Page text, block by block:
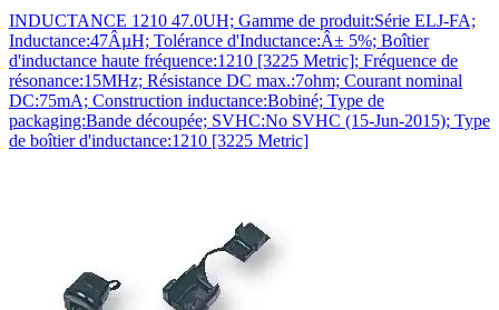
INDUCTANCE 1210 47.0UH; Gamme de produit:Série ELJ-FA;
Inductance:47ÂµH; Tolérance d'Inductance:Â± 5%; Boîtier
d'inductance haute fréquence:1210 [3225 Metric]; Fréquence de
résonance:15MHz; Résistance DC max.:7ohm; Courant nominal
DC:75mA; Construction inductance:Bobiné; Type de
packaging:Bande découpée; SVHC:No SVHC (15-Jun-2015); Type
de boîtier d'inductance:1210 [3225 Metric]